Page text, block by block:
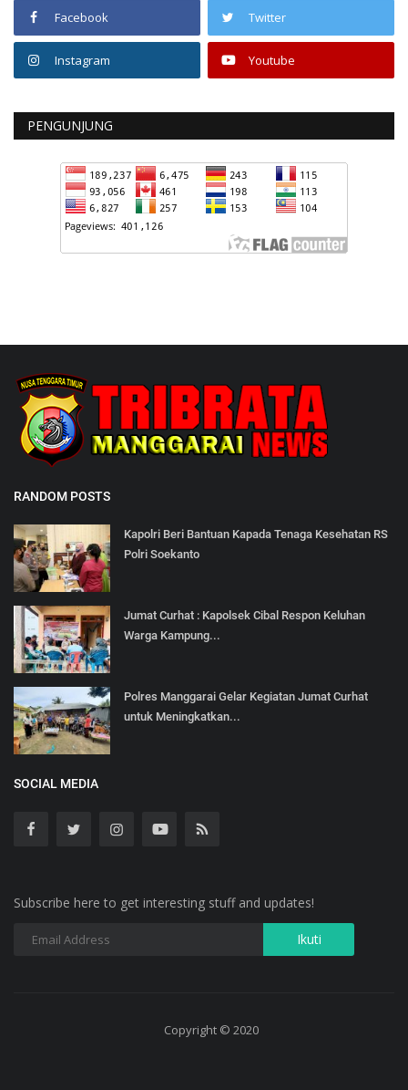
Facebook Twitter
Instagram Youtube
PENGUNJUNG
RANDOM POSTS
Kapolri Beri Bantuan Kapada Tenaga Kesehatan RS
Polri Soekanto
Jumat Curhat : Kapolsek Cibal Respon Keluhan
Warga Kampung...
Polres Manggarai Gelar Kegiatan Jumat Curhat
untuk Meningkatkan...
SOCIAL MEDIA
Subscribe here to get interesting stuff and updates!
Copyright © 2020